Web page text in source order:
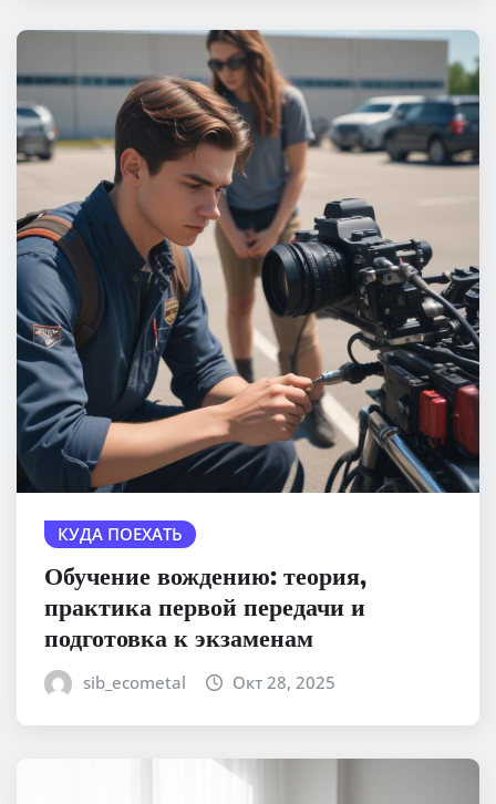
КУДА ПОЕХАТЬ
Обучение вождению: теория,
практика первой передачи и
подготовка к экзаменам
sib_ecometal Окт 28, 2025